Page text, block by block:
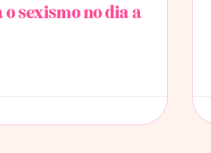
sexismo no dia a